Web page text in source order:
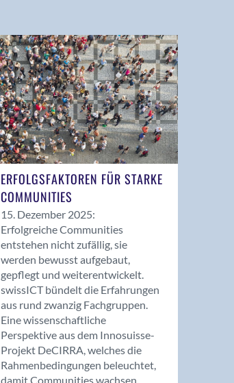
ERFOLGSFAKTOREN FÜR STARKE
COMMUNITIES
15. Dezember 2025:
Erfolgreiche Communities
entstehen nicht zufällig, sie
werden bewusst aufgebaut,
gepflegt und weiterentwickelt.
swissICT bündelt die Erfahrungen
aus rund zwanzig Fachgruppen.
Eine wissenschaftliche
Perspektive aus dem Innosuisse-
Projekt DeCIRRA, welches die
Rahmenbedingungen beleuchtet,
damit Communities wachsen,